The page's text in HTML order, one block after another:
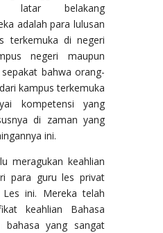
latar belakang
adalah para lulusan
terkemuka di negeri
negeri maupun
bahwa orang-
kampus terkemuka
kompetensi yang
di zaman yang
ini.
meragukan keahlian
para guru les privat
ini. Mereka telah
keahlian Bahasa
bahasa yang sangat